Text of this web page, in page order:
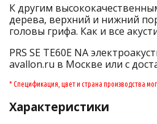
К другим
дерева, верхний и нижний
головы грифа. Как и все
PRS SE TE60E NA
avallon.ru в Москве или с
* Спецификация, цвет и страна производства
Характеристики